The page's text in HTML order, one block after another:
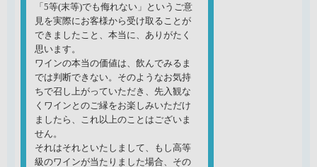
「5等(末等)でも侮れない」というご意
見を実際にお客様から受け取ることが
できましたこと、本当に、ありがたく
思います。
ワインの本当の価値は、飲んでみるま
では判断できない。そのようなお気持
ちで召し上がっていただき、先入観な
くワインとのご縁をお楽しみいただけ
ましたら、これ以上のことはございま
せん。
それはそれといたしまして、もし高等
級のワインが当たりました場合、その